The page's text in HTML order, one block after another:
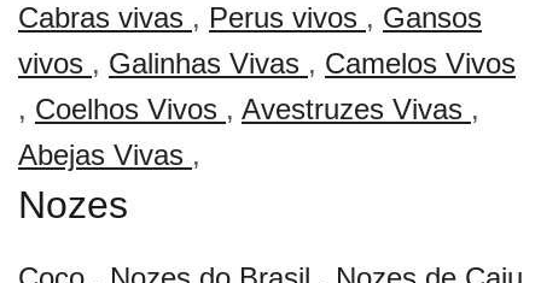
Cabras vivas , Perus vivos , Gansos
vivos , Galinhas Vivas , Camelos Vivos
, Coelhos Vivos , Avestruzes Vivas ,
Abejas Vivas ,
Nozes